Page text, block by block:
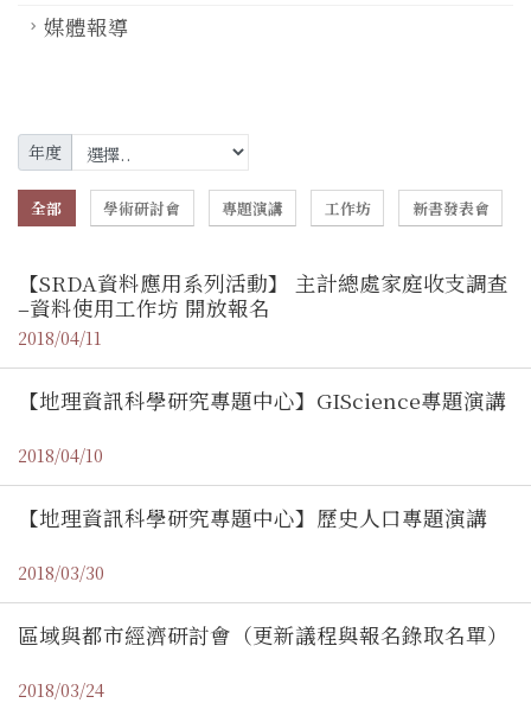
媒體報導
年度
全部 學術研討會 專題演講 工作坊 新書發表會
【SRDA資料應用系列活動】 主計總處家庭收支調查
–資料使用工作坊 開放報名
2018/04/11
【地理資訊科學研究專題中心】GIScience專題演講
2018/04/10
【地理資訊科學研究專題中心】歷史人口專題演講
2018/03/30
區域與都市經濟研討會（更新議程與報名錄取名單）
2018/03/24